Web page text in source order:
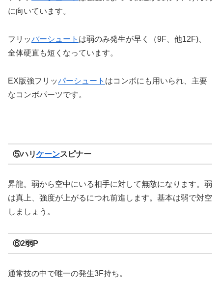
に向いています。
フリッパーシュート は弱のみ発生が早く（9F、他12F)、
全体硬直も短くなっています。
EX版強フリッパーシュート はコンボにも用いられ、主要
なコンボパーツです。
⑤ハリケーンスピナー
昇龍。弱から空中にいる相手に対して無敵になります。弱
は真上、強度が上がるにつれ前進します。基本は弱で対空
しましょう。
⑥2弱P
通常技の中で唯一の発生3F持ち。